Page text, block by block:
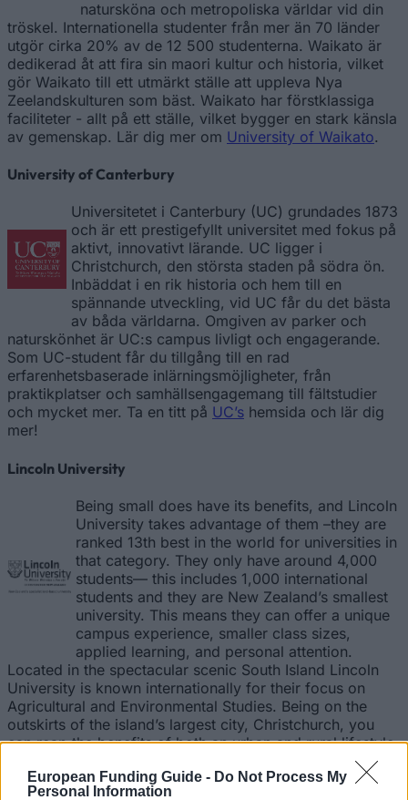
European Funding Guide - Do Not Process My
Personal Information
natursköna och metropoliska världar vid din
tröskel. Internationella studenter från mer än 70 länder
utgör cirka 20% av de 12 500 studenterna. Waikato är
dedikerad åt att fira sin maori kultur och historia, vilket
gör Waikato till ett utmärkt ställe att uppleva Nya
Zeelandskulturen som bäst. Waikato har förstklassiga
faciliteter - allt på ett ställe, vilket bygger en stark känsla
av gemenskap. Lär dig mer om University of Waikato.
University of Canterbury
Universitetet i Canterbury (UC) grundades 1873
och är ett prestigefyllt universitet med fokus på
aktivt, innovativt lärande. UC ligger i
Christchurch, den största staden på södra ön.
Inbäddat i en rik historia och hem till en
spännande utveckling, vid UC får du det bästa
av båda världarna. Omgiven av parker och
naturskönhet är UC:s campus livligt och engagerande.
Som UC-student får du tillgång till en rad
erfarenhetsbaserade inlärningsmöjligheter, från
praktikplatser och samhällsengagemang till fältstudier
och mycket mer. Ta en titt på UC’s hemsida och lär dig
mer!
Lincoln University
Being small does have its benefits, and Lincoln
University takes advantage of them –they are
ranked 13th best in the world for universities in
that category. They only have around 4,000
students— this includes 1,000 international
students and they are New Zealand’s smallest
university. This means they can offer a unique
campus experience, smaller class sizes,
applied learning, and personal attention.
Located in the spectacular scenic South Island Lincoln
University is known internationally for their focus on
Agricultural and Environmental Studies. Being on the
outskirts of the island’s largest city, Christchurch, you
can reap the benefits of both an urban and rural lifestyle-
you can ski and surf, and everything in between. Check
out the websiteLincoln University .